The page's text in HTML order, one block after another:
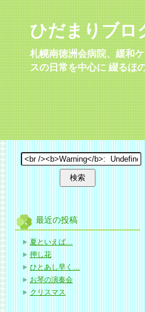
ひだまりブロ
札幌南徳洲会病院、緩和
スの日常を中心に 綴るほ
最近の投稿
夏といえば…
押し花
ひとあし早く…
お琴の演奏会
クリスマス